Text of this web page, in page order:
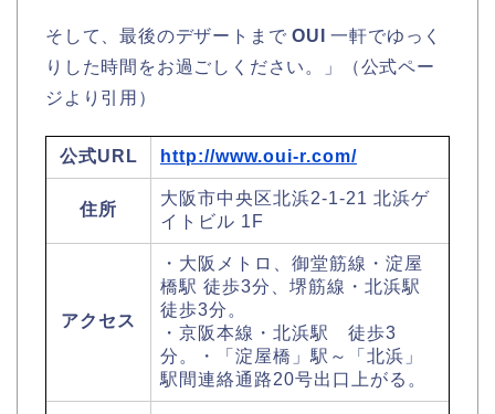
そして、最後のデザートまでOUI一軒でゆっく
りした時間をお過ごしください。」（公式ペー
ジより引用）
公式URL http://www.oui-r.com/
住所
大阪市中央区北浜2-1-21 北浜ゲ
イトビル 1F
アクセス
・大阪メトロ、御堂筋線・淀屋
橋駅 徒歩3分、堺筋線・北浜駅
徒歩3分。
・京阪本線・北浜駅 徒歩3
分。・「淀屋橋」駅～「北浜」
駅間連絡通路20号出口上がる。